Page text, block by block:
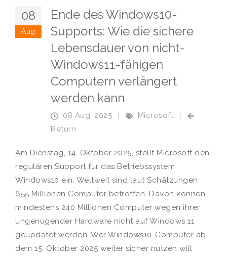
08
Aug
Ende des Windows10-
Supports: Wie die sichere
Lebensdauer von nicht-
Windows11-fähigen
Computern verlängert
werden kann
08 Aug, 2025 | Microsoft
|
Return
Am Dienstag, 14. Oktober 2025, stellt Microsoft den
regulären Support für das Betriebssystem
Windows10 ein. Weltweit sind laut Schätzungen
655 Millionen Computer betroffen. Davon können
mindestens 240 Millionen Computer wegen ihrer
ungenügender Hardware nicht auf Windows 11
geupdatet werden. Wer Windows10-Computer ab
dem 15. Oktober 2025 weiter sicher nutzen will